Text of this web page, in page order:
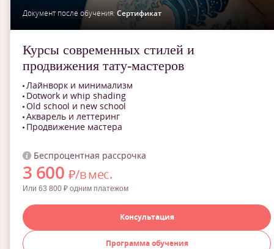
Документ после обучения: Сертификат
Курсы современных стилей и
продвижения тату-мастеров
Лайнворк и минимализм
Dotwork и whip shading
Old school и new school
Акварель и леттеринг
Продвижение мастера
Беспроцентная рассрочка
3 600 ₽/в мес.
Или 63 800 ₽ одним платежом
Консультация
Программа обучения